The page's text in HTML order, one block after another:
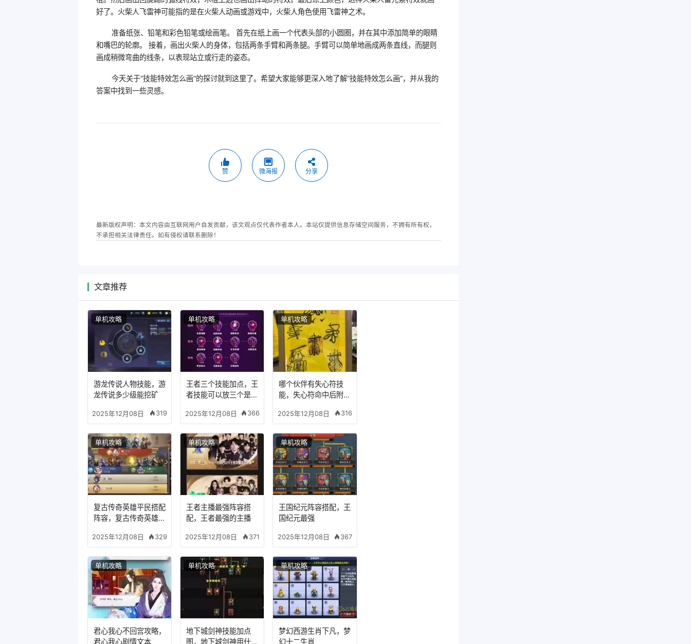
好了。火柴人飞雷神可能指的是在火柴人动画或游戏中，火柴人角色使用飞雷神之术。
准备纸张、铅笔和彩色铅笔或绘画笔。 首先在纸上画一个代表头部的小圆圈，并在其中添加简单的眼睛
和嘴巴的轮廓。 接着，画出火柴人的身体，包括两条手臂和两条腿。手臂可以简单地画成两条直线，而腿则
画成稍微弯曲的线条，以表现站立或行走的姿态。
今天关于“技能特效怎么画”的探讨就到这里了。希望大家能够更深入地了解“技能特效怎么画”，并从我的
答案中找到一些灵感。
赞 微海报 分享
最新版权声明：本文内容由互联网用户自发贡献，该文观点仅代表作者本人。本站仅提供信息存储空间服务，不拥有所有权，
不承担相关法律责任。如有侵权请联系删除！
文章推荐
游龙传说人物技能，游
龙传说多少级能挖矿
2025年12月08日 319
单机攻略
王者三个技能加点，王
者技能可以放三个是什
2025年12月08日 366
单机攻略
哪个伙伴有失心符技
能，失心符命中后附加
2025年12月08日 316
单机攻略
复古传奇英雄平民搭配
阵容，复古传奇英雄版
2025年12月08日 329
单机攻略
王者主播最强阵容搭
配，王者最强的主播
2025年12月08日 371
单机攻略
王国纪元阵容搭配，王
国纪元最强
2025年12月08日 367
单机攻略
君心我心不回宫攻略，
君心我心剧情文本
单机攻略
地下城剑神技能加点
图，地下城剑神用什么
单机攻略
梦幻西游生肖下凡，梦
幻十二生肖
单机攻略